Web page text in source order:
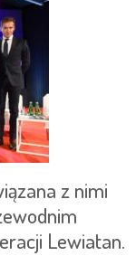
z nimi
Lewiatan.